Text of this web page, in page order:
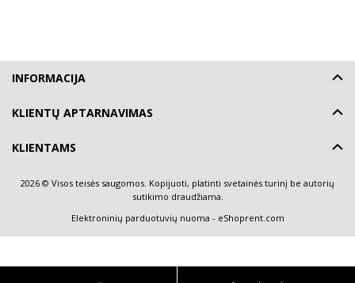
INFORMACIJA
KLIENTŲ APTARNAVIMAS
KLIENTAMS
2026 © Visos teisės saugomos. Kopijuoti, platinti svetainės turinį be autorių
sutikimo draudžiama.
Elektroninių parduotuvių nuoma - eShoprent.com